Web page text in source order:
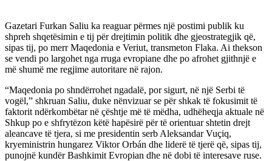
Gazetari Furkan Saliu ka reaguar përmes një postimi publik ku
shpreh shqetësimin e tij për drejtimin politik dhe gjeostrategjik që,
sipas tij, po merr Maqedonia e Veriut, transmeton Flaka. Ai thekson
se vendi po largohet nga rruga evropiane dhe po afrohet gjithnjë e
më shumë me regjime autoritare në rajon.
“Maqedonia po shndërrohet ngadalë, por sigurt, në një Serbi të
vogël,” shkruan Saliu, duke nënvizuar se për shkak të fokusimit të
faktorit ndërkombëtar në çështje më të mëdha, udhëheqja aktuale në
Shkup po e shfrytëzon këtë hapësirë për të orientuar shtetin drejt
aleancave të tjera, si me presidentin serb Aleksandar Vuçiq,
kryeministrin hungarez Viktor Orbán dhe liderë të tjerë që, sipas tij,
punojnë kundër Bashkimit Evropian dhe në dobi të interesave ruse.